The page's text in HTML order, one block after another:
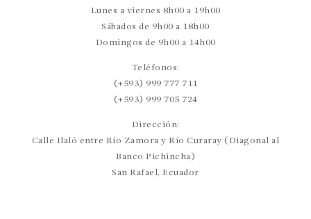
Lunes a viernes 8h00 a 19h00
Sábados de 9h00 a 18h00
Domingos de 9h00 a 14h00
Teléfonos:
(+593) 999 777 711
(+593) 999 705 724
Dirección:
Calle Ilaló entre Río Zamora y Río Curaray (Diagonal al
Banco Pichincha)
San Rafael, Ecuador